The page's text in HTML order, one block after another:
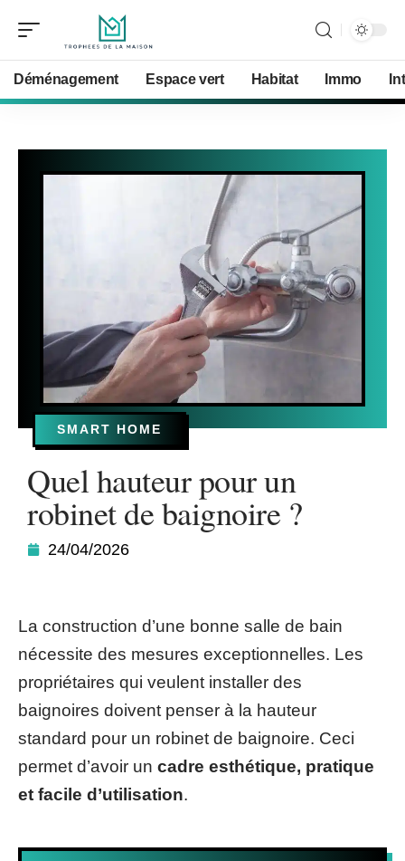
Déménagement Espace vert Habitat Immo
SMART HOME
Quel hauteur pour un
robinet de baignoire ?
24/04/2026
La construction d’une bonne salle de bain
nécessite des mesures exceptionnelles. Les
propriétaires qui veulent installer des
baignoires doivent penser à la hauteur
standard pour un robinet de baignoire. Ceci
permet d’avoir un cadre esthétique, pratique
et facile d’utilisation.